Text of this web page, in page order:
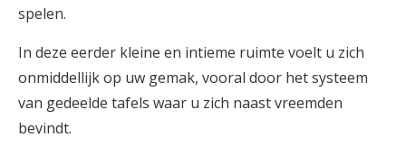
spelen.
In deze eerder kleine en intieme ruimte voelt u zich
onmiddellijk op uw gemak, vooral door het systeem
van gedeelde tafels waar u zich naast vreemden
bevindt.